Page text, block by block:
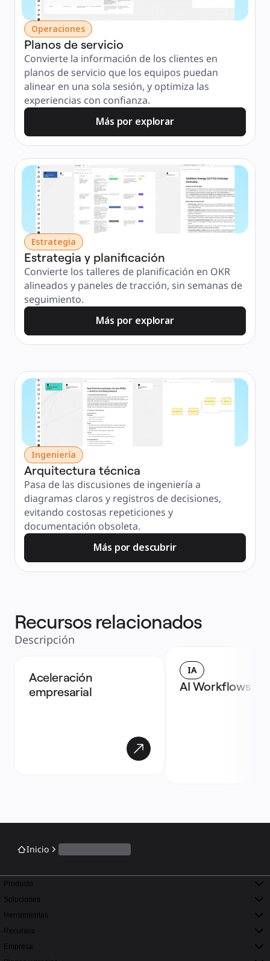
Operaciones
Planos de servicio
Convierte la información de los clientes en
planos de servicio que los equipos puedan
alinear en una sola sesión, y optimiza las
experiencias con confianza.
Más por explorar
Estrategia
Estrategia y planificación
Convierte los talleres de planificación en OKR
alineados y paneles de tracción, sin semanas de
seguimiento.
Más por explorar
Ingeniería
Arquitectura técnica
Pasa de las discusiones de ingeniería a
diagramas claros y registros de decisiones,
evitando costosas repeticiones y
documentación obsoleta.
Más por descubrir
Recursos relacionados
Descripción
Aceleración
empresarial
IA
AI Workflows
Inicio
Producto
Soluciones
Herramientas
Recursos
Empresa